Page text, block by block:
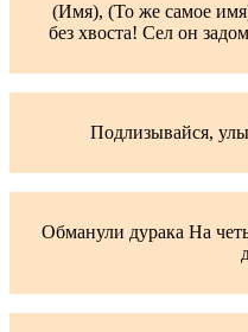
(Имя), (То же самое
без хвоста! Сел он
Подлизывайся,
Обманули дурака На